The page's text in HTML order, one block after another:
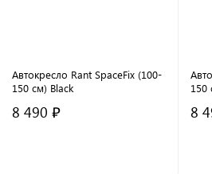
Автокресло Rant SpaceFix (100-
150 см) Black
8 490 ₽
150
8